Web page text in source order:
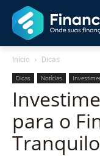
Início Dicas
Dicas Notícias
para o